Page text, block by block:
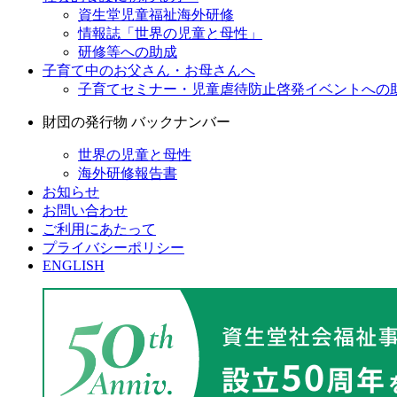
資生堂児童福祉海外研修
情報誌「世界の児童と母性」
研修等への助成
子育て中のお父さん・お母さんへ
子育てセミナー・児童虐待防止啓発イベントへの
財団の発行物 バックナンバー
世界の児童と母性
海外研修報告書
お知らせ
お問い合わせ
ご利用にあたって
プライバシーポリシー
ENGLISH